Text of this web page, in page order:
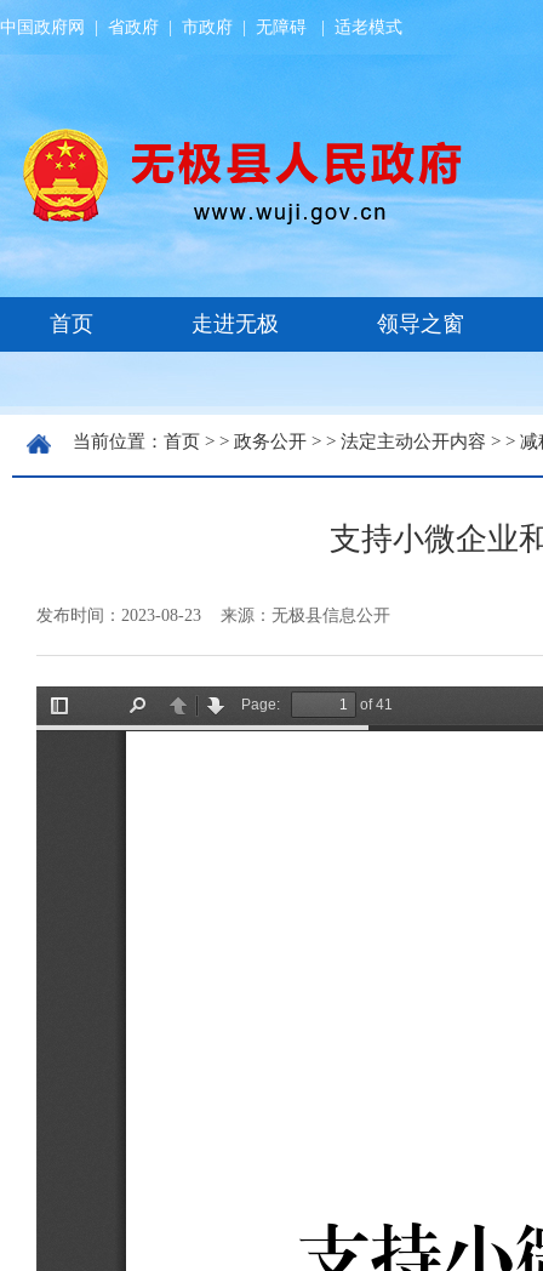
中国政府网 省政府 市政府 无障碍 适老模式
当前位置： 首页 > > 政务公开 > > 法定主动公开内容 > > 减
支持小微企业
发布时间：2023-08-23 来源：无极县信息公开